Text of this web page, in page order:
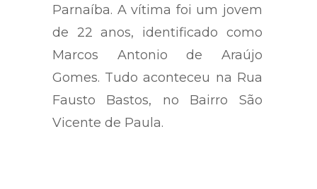
Parnaíba. A vítima foi um jovem
de 22 anos, identificado como
Marcos Antonio de Araújo
Gomes. Tudo aconteceu na Rua
Fausto Bastos, no Bairro São
Vicente de Paula.